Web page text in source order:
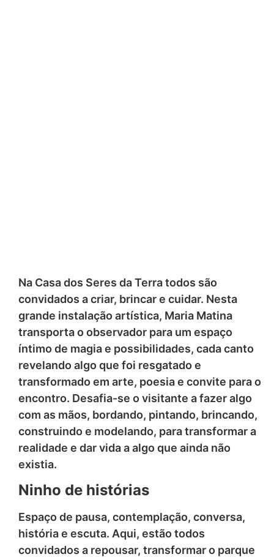
Na Casa dos Seres da Terra todos são
convidados a criar, brincar e cuidar. Nesta
grande instalação artística, Maria Matina
transporta o observador para um espaço
íntimo de magia e possibilidades, cada canto
revelando algo que foi resgatado e
transformado em arte, poesia e convite para o
encontro. Desafia-se o visitante a fazer algo
com as mãos, bordando, pintando, brincando,
construindo e modelando, para transformar a
realidade e dar vida a algo que ainda não
existia.
Ninho de histórias
Espaço de pausa, contemplação, conversa,
história e escuta. Aqui, estão todos
convidados a repousar, transformar o parque